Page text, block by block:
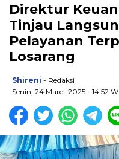
Direktur
Tinjau
Pelayanan
Losarang
Shireni - Redaksi
Senin, 24 Maret 2025 - 14:52